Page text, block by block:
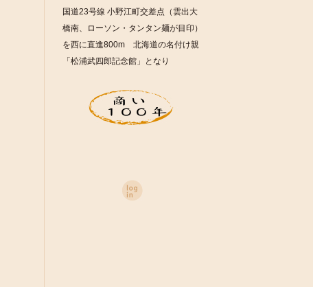
国道23号線 小野江町交差点（雲出大
橋南、ローソン・タンタン麺が目印）
を西に直進800m 北海道の名付け親
「松浦武四郎記念館」となり